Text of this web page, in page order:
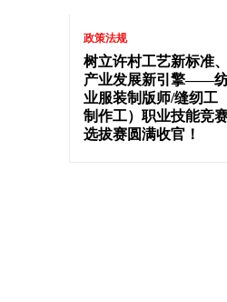
政策法规
树立许村工艺新标准
产业发展新引擎——
业服装制版师/缝纫工
制作工）职业技能竞
选拔赛圆满收官！